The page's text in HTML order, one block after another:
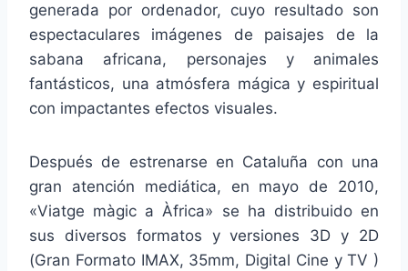
generada por ordenador, cuyo resultado son
espectaculares imágenes de paisajes de la
sabana africana, personajes y animales
fantásticos, una atmósfera mágica y espiritual
con impactantes efectos visuales.
Después de estrenarse en Cataluña con una
gran atención mediática, en mayo de 2010,
«Viatge màgic a Àfrica» se ha distribuido en
sus diversos formatos y versiones 3D y 2D
(Gran Formato IMAX, 35mm, Digital Cine y TV )